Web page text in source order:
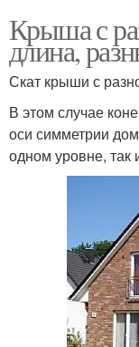
Крыша с
длина,
Скат крыши с
В этом случае
оси симметрии
одном уровне, так